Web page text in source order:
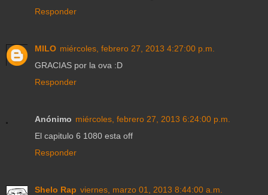
Responder
MILO miércoles, febrero 27, 2013 4:27:00 p.m.
GRACIAS por la ova :D
Responder
Anónimo miércoles, febrero 27, 2013 6:24:00 p.m.
El capitulo 6 1080 esta off
Responder
Shelo Rap viernes, marzo 01, 2013 8:44:00 a.m.